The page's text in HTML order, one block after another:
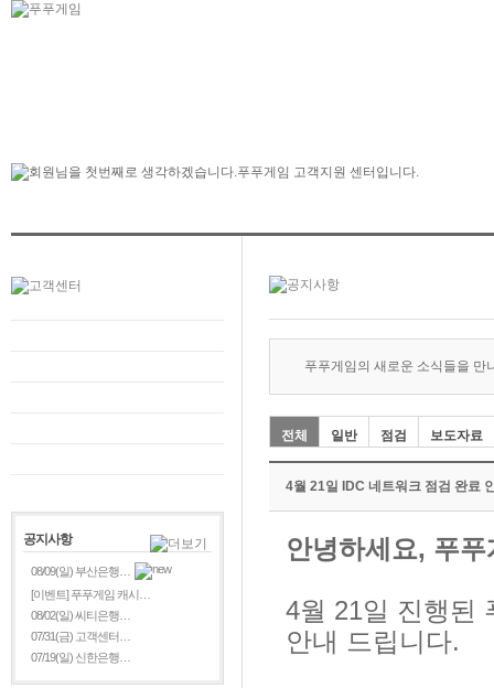
공지사항
08/09(일) 부산은행…
[이벤트] 푸푸게임 캐시…
08/02(일) 씨티은행…
07/31(금) 고객센터…
07/19(일) 신한은행…
푸푸게임의 새로운 소식들을 만
전체 일반 점검 보도자료
4월 21일 IDC 네트워크 점검 완료
안녕하세요, 푸
4월 21일 진행된
안내 드립니다.